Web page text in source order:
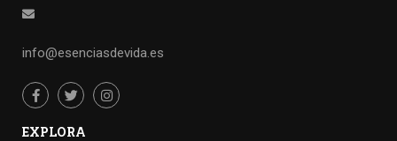
info@esenciasdevida.es
EXPLORA